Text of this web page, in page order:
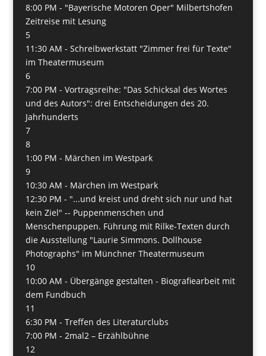
8:00 PM - "Bayerische Motoren Oper" Milbertshofen
Zeitreise mit Lesung
5
11:30 AM - Schreibwerkstatt "Zimmer frei für Texte"
im Theatermuseum
6
7:00 PM - Vortragsreihe: "Das Schicksal des Wortes
und des Autors": drei Entscheidungen des 20.
Jahrhunderts
7
8
1:00 PM - Märchen im Westpark
9
10:30 AM - Märchen im Westpark
12:30 PM - "...und kreist und dreht sich nur und hat
kein Ziel" -- Puppenmenschen und
Menschenpuppen. Führung mit Rilke-Texten durch
die Ausstellung "Laurie Simmons. Dollhouse
Photographs" im Münchner Theatermuseum
10
10:00 AM - Übergänge gestalten - Biografiearbeit mit
dem Fundbuch
11
6:30 PM - Treffen des Literaturclubs
7:00 PM - 2mal2 – Erzählbühne
12